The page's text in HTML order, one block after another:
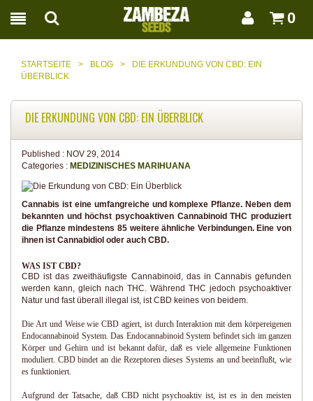
0
STARTSEITE > BLOG >
DIE ERKUNDUNG VON CBD: EIN
ÜBERBLICK
DIE ERKUNDUNG VON CBD: EIN ÜBERBLICK
Published : NOV 29, 2014
Categories : MEDIZINISCHES MARIHUANA
Cannabis ist eine umfangreiche und komplexe Pflanze. Neben dem
bekannten und höchst psychoaktiven Cannabinoid THC produziert
die Pflanze mindestens 85 weitere ähnliche Verbindungen. Eine von
ihnen ist Cannabidiol oder auch CBD.
WAS IST CBD?
CBD ist das zweithäufigste Cannabinoid, das in Cannabis gefunden
werden kann, gleich nach THC. Während THC jedoch psychoaktiver
Natur und fast überall illegal ist, ist CBD keines von beidem.
Die Art und Weise wie CBD agiert, ist durch Interaktion mit dem körpereigenen
Endocannabinoid System. Das Endocannabinoid System befindet sich im ganzen
Körper und Gehirn und ist bekannt dafür, daß es viele allgemeine Funktionen
moduliert. CBD bindet an die Rezeptoren dieses Systems an und beeinflußt, wie
es funktioniert.
Aufgrund der Tatsache, daß CBD nicht psychoaktiv ist, ist es in den meisten